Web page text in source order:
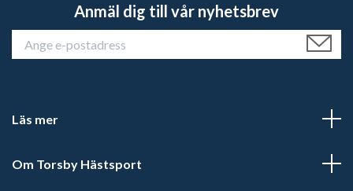
Anmäl dig till vår nyhetsbrev
Läs mer
Om Torsby Hästsport